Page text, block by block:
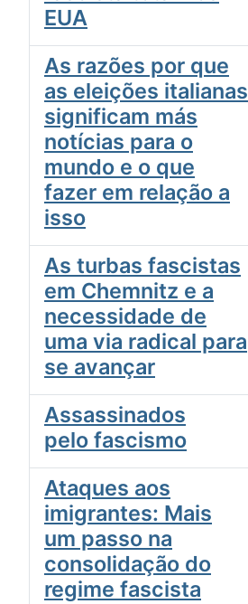
EUA
As razões por que
as eleições italianas
significam más
notícias para o
mundo e o que
fazer em relação a
isso
As turbas fascistas
em Chemnitz e a
necessidade de
uma via radical para
se avançar
Assassinados
pelo fascismo
Ataques aos
imigrantes: Mais
um passo na
consolidação do
regime fascista